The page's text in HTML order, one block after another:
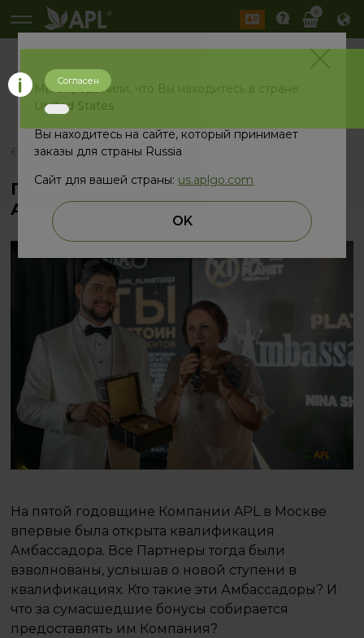
0
История
2026 год
назад
Первый в истории APL Платиновый
Амбассадор
На пятой годовщине Компании APL в Москве
впервые была открыта квалификация
Амбассадора. Все Партнеры тогда были
взволнованы, услышав о новой ступени в
квалификациях. Кто такие эти Амбассадоры? И
что за сумасшедшие бонусы собирается
предоставлять им Компания?
Мы определили, что Вы находитесь в стране
United States
Вы находитесь на сайте, который принимает
заказы для страны Russia
Сайт для вашей страны: us.aplgo.com
OK
Согласен